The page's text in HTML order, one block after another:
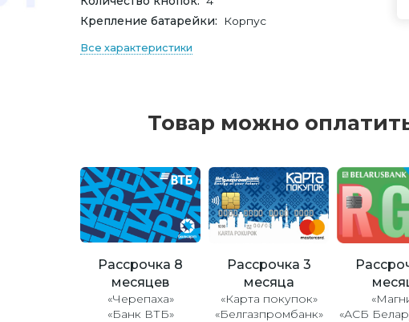
Крепление батарейки
Корпус
Все характеристики
Товар можно
Рассрочка 8
месяцев
«Черепаха»
«Банк ВТБ»
Рассрочка 3
месяца
«Карта покупок»
«Белгазпромбанк»
«АСБ